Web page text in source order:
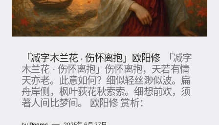
「减字木兰花 · 伤怀离抱」欧阳修
「减字
木兰花 · 伤怀离抱」伤怀离抱，天若有情
天亦老。此意如何？细似轻丝渺似波。扁
舟岸侧，枫叶荻花秋索索。细想前欢，须
著人间比梦间。 欧阳修 赏析：